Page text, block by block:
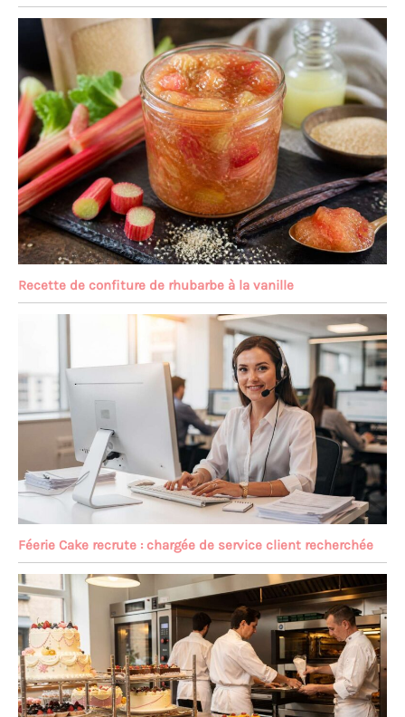
Recette de confiture de rhubarbe à la vanille
Féerie Cake recrute : chargée de service client recherchée